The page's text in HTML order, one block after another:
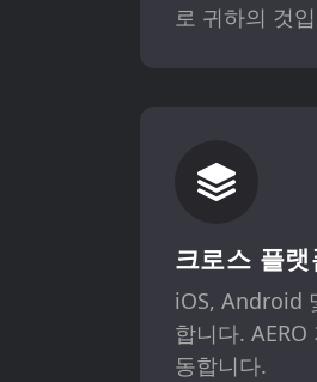
로 귀하의 것
크로스 플랫
iOS, Android
합니다.
동합니다.